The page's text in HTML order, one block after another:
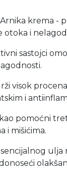
krema -
otoka i
sastojci
visok
i
kao pomoćni
i mišićima.
ulja